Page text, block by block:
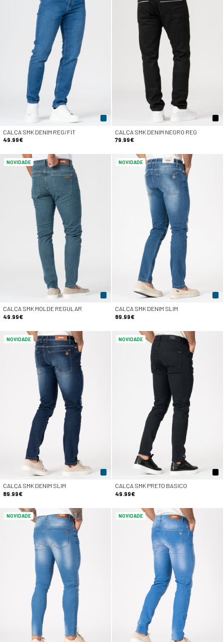
CALÇA SMK DENIM REG/FIT
49.99€
CALÇA SMK DENIM NEGRO REG
79.99€
NOVIDADE
CALÇA SMK MOLDE REGULAR
49.99€
NOVIDADE
CALÇA SMK DENIM SLIM
89.99€
NOVIDADE
CALÇA SMK DENIM SLIM
89.99€
NOVIDADE
CALÇA SMK PRETO BASICO
49.99€
NOVIDADE NOVIDADE